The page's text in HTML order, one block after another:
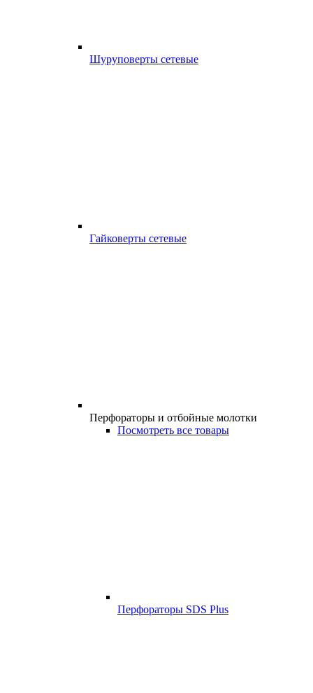
Шуруповерты сетевые
Гайковерты сетевые
Перфораторы и отбойные молотки
Посмотреть все товары
Перфораторы SDS Plus